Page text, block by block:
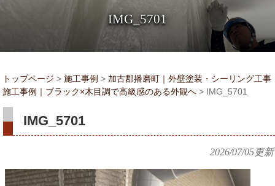
IMG_5701
トップページ > 施工事例 > 加古郡播磨町｜外壁塗装・シーリング工事
施工事例｜ブラック×木目調で高級感のある外観へ > IMG_5701
IMG_5701
2026/07/05更新